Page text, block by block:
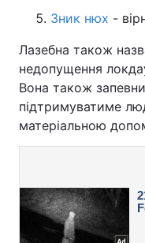
Зник нюх -
Лазебна також
недопущення
Вона також
підтримуватиме
матеріальною